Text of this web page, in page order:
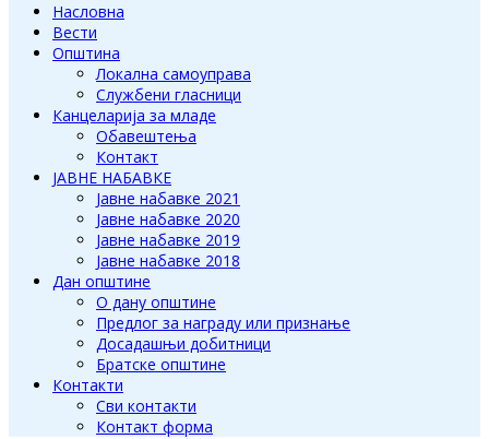
Насловна
Вести
Општина
Локална самоуправа
Службени гласници
Канцеларија за младе
Обавештења
Контакт
ЈАВНЕ НАБАВКЕ
Јавне набавке 2021
Јавне набавке 2020
Јавне набавке 2019
Јавне набавке 2018
Дан општине
О дану општине
Предлог за награду или признање
Досадашњи добитници
Братске општине
Контакти
Сви контакти
Контакт форма